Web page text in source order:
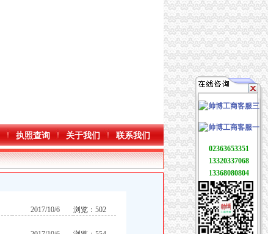
执照查询 关于我们 联系我们
2017/10/6 浏览：502
02363653351
13320337068
13368080804